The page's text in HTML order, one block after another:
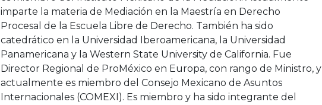
imparte la materia de Mediación en la Maestría en Derecho
Procesal de la Escuela Libre de Derecho. También ha sido
catedrático en la Universidad Iberoamericana, la Universidad
Panamericana y la Western State University de California. Fue
Director Regional de ProMéxico en Europa, con rango de Ministro, y
actualmente es miembro del Consejo Mexicano de Asuntos
Internacionales (COMEXI). Es miembro y ha sido integrante del